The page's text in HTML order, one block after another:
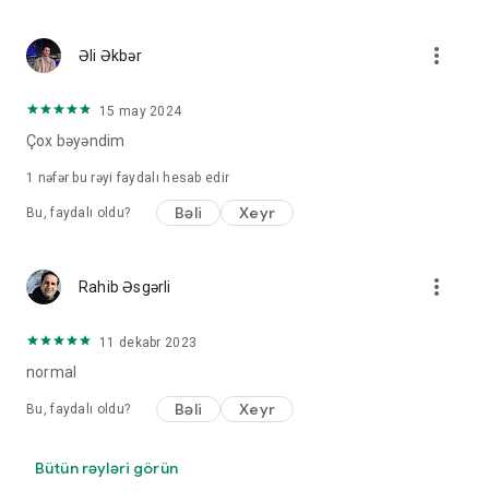
Əli Əkbər more_vert
15 may 2024
Çox bəyəndim
1 nəfər bu rəyi faydalı hesab edir
Bu, faydalı oldu? Bəli Xeyr
Rahib Əsgərli more_vert
11 dekabr 2023
normal
Bu, faydalı oldu? Bəli Xeyr
Bütün rəyləri görün